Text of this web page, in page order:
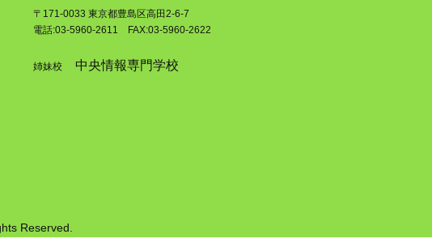
〒171-0033 東京都豊島区高田2-6-7
電話:03-5960-2611 FAX:03-5960-2622
姉妹校 中央情報専門学校
Reserved.